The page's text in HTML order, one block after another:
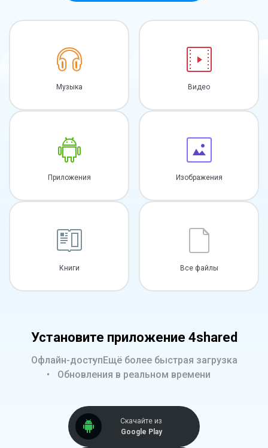
Музыка Видео
Приложения Изображения
Книги Все файлы
Установите приложение 4shared
Офлайн-доступЕщё более быстрая загрузка
Обновления в реальном времени
Скачайте из
Google Play